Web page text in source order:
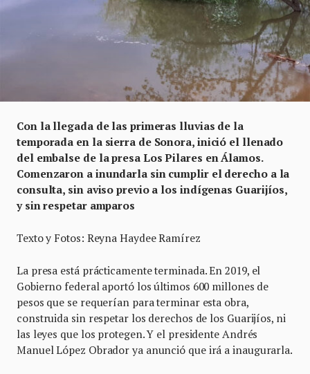
Con la llegada de las primeras lluvias de la
temporada en la sierra de Sonora, inició el llenado
del embalse de la presa Los Pilares en Álamos.
Comenzaron a inundarla sin cumplir el derecho a la
consulta, sin aviso previo a los indígenas Guarijíos,
y sin respetar amparos
Texto y Fotos: Reyna Haydee Ramírez
La presa está prácticamente terminada. En 2019, el
Gobierno federal aportó los últimos 600 millones de
pesos que se requerían para terminar esta obra,
construida sin respetar los derechos de los Guarijíos, ni
las leyes que los protegen. Y el presidente Andrés
Manuel López Obrador ya anunció que irá a inaugurarla.